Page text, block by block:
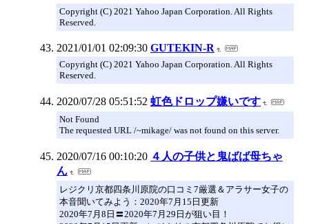
Copyright (C) 2021 Yahoo Japan Corporation. All Rights
Reserved.
2021/01/01 02:09:30 GUTEKIN-R
Copyright (C) 2021 Yahoo Japan Corporation. All Rights
Reserved.
2020/07/28 05:51:52 虹色ドロップ嫌いです
Not Found
The requested URL /~mikage/ was not found on this server.
2020/07/16 00:10:20 ４人の子供と鬼ばば母ちゃ
ん
レジクリ京都四条川原院の口コミ7厳選＆アラサー女子の
本音聞いてみよう：2020年7月15日更新
2020年7月8日〓2020年7月29日が狙い目！